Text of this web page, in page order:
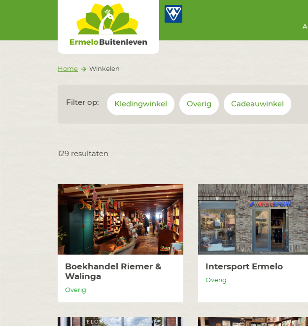
Home Winkelen
Filter op: Kledingwinkel Overig Cadeauwinkel
129 resultaten
Boekhandel Riemer &
Walinga
Overig
Intersport Ermelo
Overig